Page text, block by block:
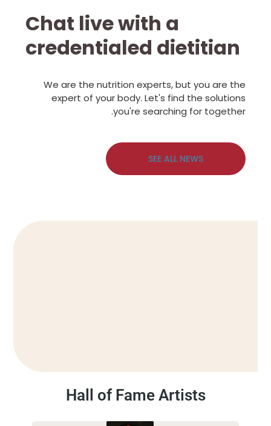
Chat live with a
credentialed dietitian
We are the nutrition experts, but you are the
expert of your body. Let's find the solutions
you're searching for together.
SEE ALL NEWS
Hall of Fame Artists